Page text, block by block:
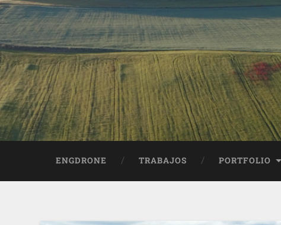
ENGDRONE TRABAJOS PORTFOLIO